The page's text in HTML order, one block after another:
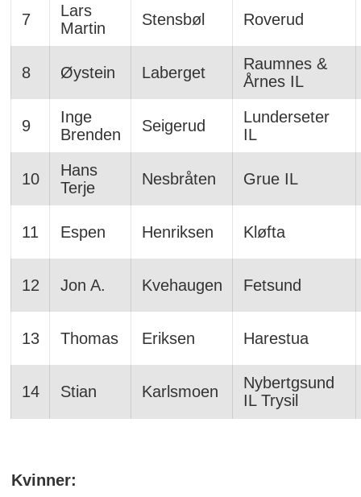
7
Lars
Martin
Stensbøl Roverud
8 Øystein Laberget
Raumnes &
Årnes IL
9
Inge
Brenden
Seigerud
Lunderseter
IL
10
Hans
Terje
Nesbråten Grue IL
11 Espen Henriksen Kløfta
12 Jon A. Kvehaugen Fetsund
13 Thomas Eriksen Harestua
14 Stian Karlsmoen
Nybertgsund
IL Trysil
Kvinner: